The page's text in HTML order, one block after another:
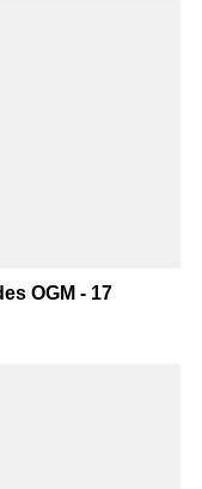
OGM - 17